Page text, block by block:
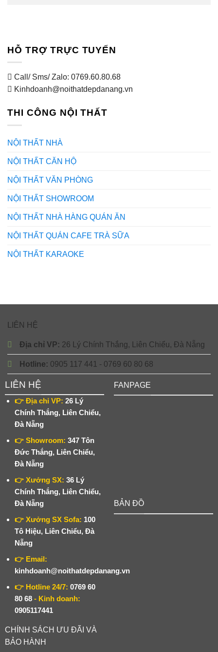
HỖ TRỢ TRỰC TUYẾN
Call/ Sms/ Zalo: 0769.60.80.68
Kinhdoanh@noithatdepdanang.vn
THI CÔNG NỘI THẤT
NỘI THẤT NHÀ
NỘI THẤT CĂN HỘ
NỘI THẤT VĂN PHÒNG
NỘI THẤT SHOWROOM
NỘI THẤT NHÀ HÀNG QUÁN ĂN
NỘI THẤT QUÁN CAFE TRÀ SỮA
NỘI THẤT KARAOKE
LIÊN HỆ
Địa chỉ VP: 26 Lý Chính Thắng, Liên Chiểu, Đà Nẵng
Hotline: 0905 117 441 - 0769 60 80 68
LIÊN HỆ
👉 Địa chỉ VP: 26 Lý
Chính Thắng, Liên Chiểu,
Đà Nẵng
👉 Showroom: 347 Tôn
Đức Thắng, Liên Chiểu,
Đà Nẵng
👉 Xưởng SX: 36 Lý
Chính Thắng, Liên Chiểu,
Đà Nẵng
👉 Xưởng SX Sofa: 100
Tô Hiệu, Liên Chiểu, Đà
Nẵng
👉 Email:
kinhdoanh@noithatdepdanang.vn
👉 Hotline 24/7: 0769 60
80 68 - Kinh doanh:
0905117441
CHÍNH SÁCH ƯU ĐÃI VÀ
BẢO HÀNH
FANPAGE
BẢN ĐỒ